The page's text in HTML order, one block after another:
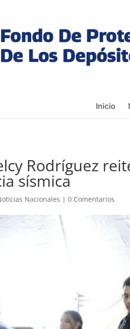
Inicio
Rodríguez
sísmica
Nacionales |0 Comentarios